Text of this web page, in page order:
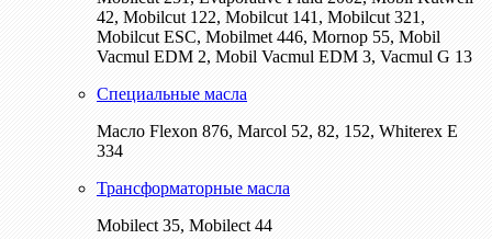
42, Mobilcut 122, Mobilcut 141, Mobilcut 321,
Mobilcut ESC, Mobilmet 446, Mornop 55, Mobil
Vacmul EDM 2, Mobil Vacmul EDM 3, Vacmul G 13
Специальные масла
Масло Flexon 876, Marcol 52, 82, 152, Whiterex E
334
Трансформаторные масла
Mobilect 35, Mobilect 44